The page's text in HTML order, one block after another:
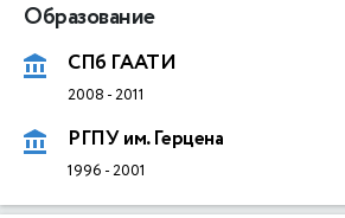
Образование
СПб ГААТИ
2008 -2011
РГПУ им. Герцена
1996 -2001